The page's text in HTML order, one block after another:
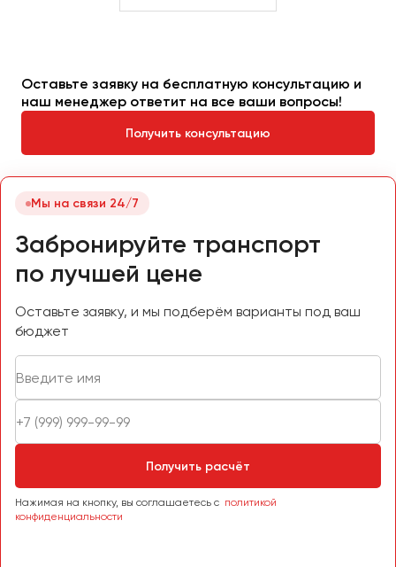
Оставьте заявку на бесплатную консультацию и
наш менеджер ответит на все ваши вопросы!
Получить консультацию
Мы на связи 24/7
Забронируйте транспорт
по лучшей цене
Оставьте заявку, и мы подберём варианты под ваш
бюджет
Получить расчёт
Нажимая на кнопку, вы соглашаетесь с политикой
конфиденциальности
Чебоксары
Череповец
Ялта
Ярославль